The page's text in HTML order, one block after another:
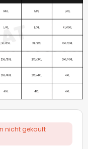
nicht gekauft